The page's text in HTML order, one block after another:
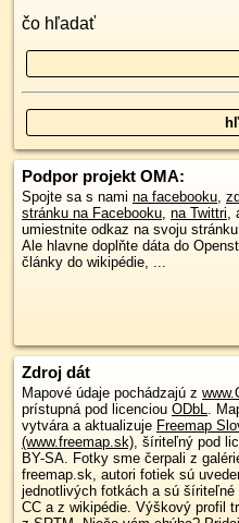
čo hľadať
Podpor projekt OMA:
Spojte sa s nami na facebooku,
stránku na Facebooku, na Twittri,
umiestnite odkaz na svoju
Ale hlavne doplňte dáta do
články do wikipédie, ...
Zdroj dát
Mapové údaje pochádzajú z
prístupná pod licenciou ODbL.
vytvára a aktualizuje Freemap
(www.freemap.sk), šíriteľný pod
BY-SA. Fotky sme čerpali z
freemap.sk, autori fotiek sú
jednotlivých fotkách a sú šíriteľné
CC a z wikipédie. Výškový profil